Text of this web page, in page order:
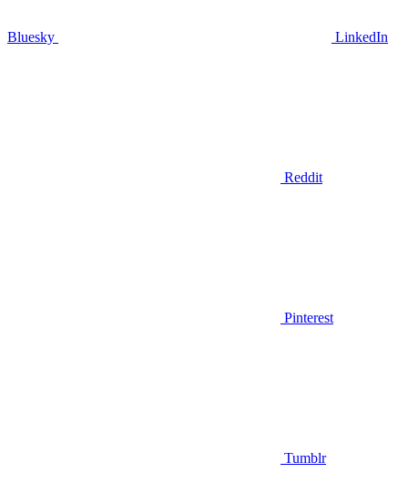
Bluesky LinkedIn
Reddit
Pinterest
Tumblr